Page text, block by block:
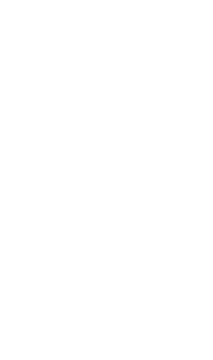
Sozialarbeiter, Sozialpädagoge mit ausländischer